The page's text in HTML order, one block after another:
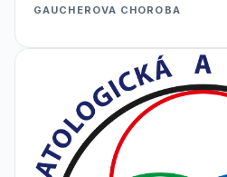
GAUCHEROVA CHOROBA